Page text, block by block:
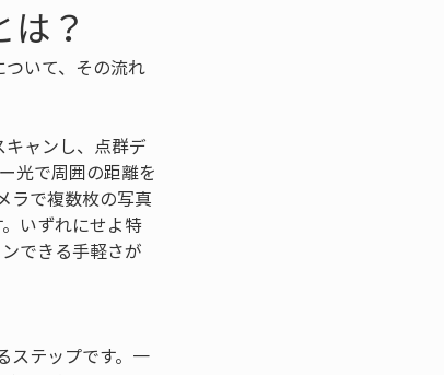
？
いて、その流れ
ャンし、点群デ
光で周囲の距離を
ラで複数枚の写真
いずれにせよ特
できる手軽さが
ステップです。一